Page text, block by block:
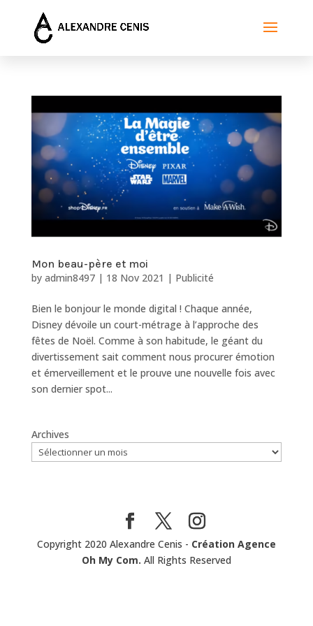
Mon beau-père et moi
by admin8497| 18 Nov 2021 | Publicité
Bien le bonjour le monde digital ! Chaque année,
Disney dévoile un court-métrage à l’approche des
fêtes de Noël. Comme à son habitude, le géant du
divertissement sait comment nous procurer émotion
et émerveillement et le prouve une nouvelle fois avec
son dernier spot...
Archives
Copyright 2020 Alexandre Cenis - Création Agence
Oh My Com. All Rights Reserved